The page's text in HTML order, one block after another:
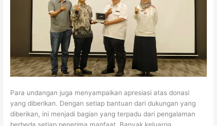
Para undangan juga menyampaikan apresiasi atas donasi
yang diberikan. Dengan setiap bantuan dari dukungan yang
diberikan, ini menjadi bagian yang terpadu dari pengalaman
berbeda setiap penerima manfaat. Banyak keluarga